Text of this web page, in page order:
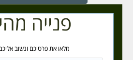
פנייה
מלאו את פרטיכם ונשוב